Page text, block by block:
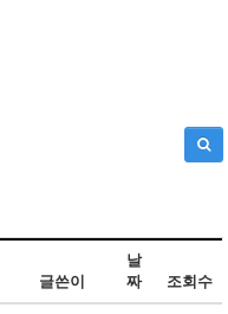
글쓴이
날
짜
조회수